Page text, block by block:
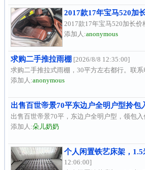
2017款17年宝马520加
2017款17年宝马520加长
添加人:anonymous
求购二手推拉雨棚 [2026/8/8 12:35:00]
求购二手推拉式雨棚，30平方左右都行。联
添加人:anonymous
出售百世帝景70平东边户全明户型拎包
出售百世帝景70平，东边户全明户型，领包
添加人:朵儿奶奶
个人闲置铁艺床架，
12:06:00]